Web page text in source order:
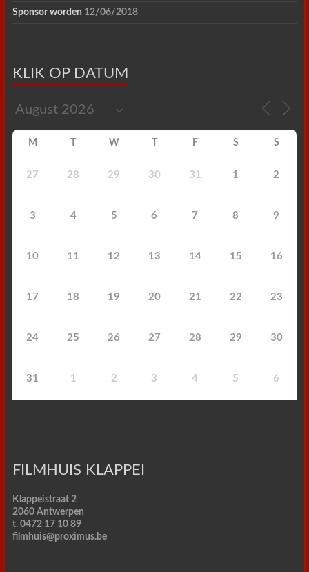
Sponsor worden 12/06/2018
KLIK OP DATUM
M W F S S
27 28 29 30 31 1 2
3 4 5 6 7 8 9
10 11 12 13 14 15 16
17 18 19 20 21 22 23
24 25 26 27 28 29 30
31 1 2 3 4 5 6
FILMHUIS KLAPPEI
Klappeistraat 2
2060 Antwerpen
t. 0472 17 10 89
filmhuis@proximus.be